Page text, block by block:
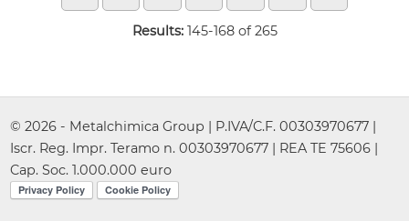
Results:145-168 of 265
© 2026 - Metalchimica Group | P.IVA/C.F. 00303970677 |
Iscr. Reg. Impr. Teramo n. 00303970677 | REA TE 75606 |
Cap. Soc. 1.000.000 euro